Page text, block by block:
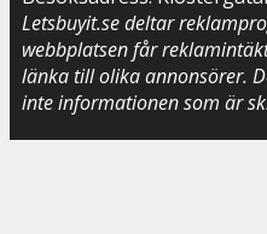
Letsbuyit.se deltar
webbplatsen får
länka till olika annonsörer.
inte informationen som är